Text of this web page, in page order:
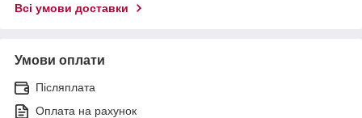
Всі умови доставки
Умови оплати
Післяплата
Оплата на рахунок